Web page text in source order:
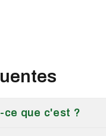
ce que c'est ?